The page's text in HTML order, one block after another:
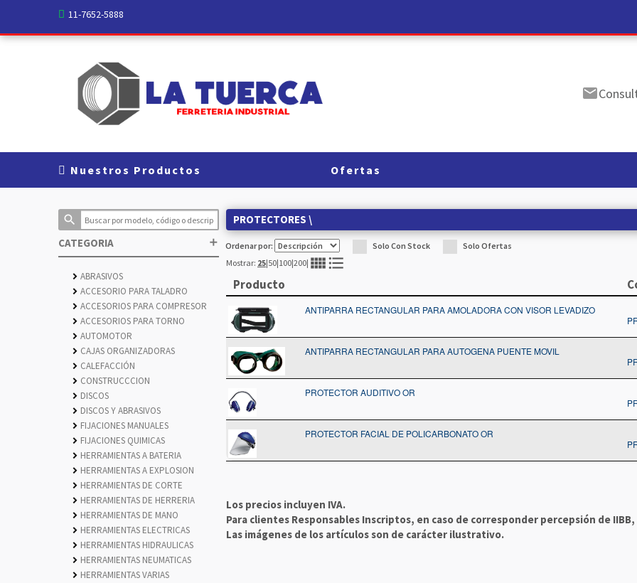
11-7652-5888
email
Nuestros Productos Ofertas
search
CATEGORIA add
chevron_right ABRASIVOS
chevron_right ACCESORIO PARA TALADRO
chevron_right ACCESORIOS PARA COMPRESOR
chevron_right ACCESORIOS PARA TORNO
chevron_right AUTOMOTOR
chevron_right CAJAS ORGANIZADORAS
chevron_right CALEFACCIÓN
chevron_right CONSTRUCCCION
chevron_right DISCOS
chevron_right DISCOS Y ABRASIVOS
chevron_right FIJACIONES MANUALES
chevron_right FIJACIONES QUIMICAS
chevron_right HERRAMIENTAS A BATERIA
chevron_right HERRAMIENTAS A EXPLOSION
chevron_right HERRAMIENTAS DE CORTE
chevron_right HERRAMIENTAS DE HERRERIA
chevron_right HERRAMIENTAS DE MANO
chevron_right HERRAMIENTAS ELECTRICAS
chevron_right HERRAMIENTAS HIDRAULICAS
chevron_right HERRAMIENTAS NEUMATICAS
chevron_right HERRAMIENTAS VARIAS
PROTECTORES \
Ordenar por: Solo Con Stock
Solo Ofertas
Mostrar: 25|50|100|200| view_comfyformat_list_bulleted
Producto
ANTIPARRA RECTANGULAR PARA AMOLADORA CON VISOR LEVADIZO
ANTIPARRA RECTANGULAR PARA AUTOGENA PUENTE MOVIL
PROTECTOR AUDITIVO OR
PROTECTOR FACIAL DE POLICARBONATO OR
Los precios incluyen IVA.
Para clientes Responsables Inscriptos, en caso de corresponder percepsión de
Las imágenes de los artículos son de carácter ilustrativo.